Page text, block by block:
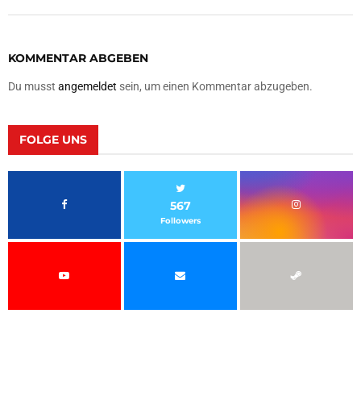
KOMMENTAR ABGEBEN
Du musst angemeldet sein, um einen Kommentar abzugeben.
FOLGE UNS
567
Followers